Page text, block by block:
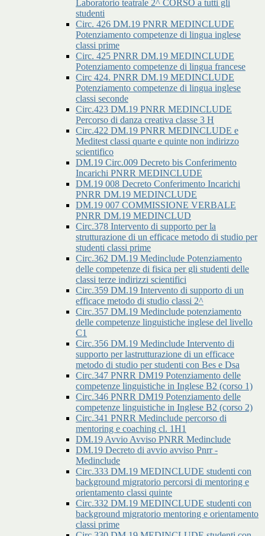
Laboratorio teatrale 2^ CORSO a tutti gli
studenti
Circ. 426 DM.19 PNRR MEDINCLUDE
Potenziamento competenze di lingua inglese
classi prime
Circ. 425 PNRR DM.19 MEDINCLUDE
Potenziamento competenze di lingua francese
Circ 424. PNRR DM.19 MEDINCLUDE
Potenziamento competenze di lingua inglese
classi seconde
Circ.423 DM.19 PNRR MEDINCLUDE
Percorso di danza creativa classe 3 H
Circ.422 DM.19 PNRR MEDINCLUDE e
Meditest classi quarte e quinte non indirizzo
scientifico
DM.19 Circ.009 Decreto bis Conferimento
Incarichi PNRR MEDINCLUDE
DM.19 008 Decreto Conferimento Incarichi
PNRR DM.19 MEDINCLUDE
DM.19 007 COMMISSIONE VERBALE
PNRR DM.19 MEDINCLUD
Circ.378 Intervento di supporto per la
strutturazione di un efficace metodo di studio per
studenti classi prime
Circ.362 DM.19 Medinclude Potenziamento
delle competenze di fisica per gli studenti delle
classi terze indirizzi scientifici
Circ.359 DM.19 Intervento di supporto di un
efficace metodo di studio classi 2^
Circ.357 DM.19 Medinclude potenziamento
delle competenze linguistiche inglese del livello
C1
Circ.356 DM.19 Medinclude Intervento di
supporto per lastrutturazione di un efficace
metodo di studio per studenti con Bes e Dsa
Circ.347 PNRR DM19 Potenziamento delle
competenze linguistiche in Inglese B2 (corso 1)
Circ.346 PNRR DM19 Potenziamento delle
competenze linguistiche in Inglese B2 (corso 2)
Circ.341 PNRR Medinclude percorso di
mentoring e coaching cl. 1H1
DM.19 Avvio Avviso PNRR Medinclude
DM.19 Decreto di avvio avviso Pnrr -
Medinclude
Circ.333 DM.19 MEDINCLUDE studenti con
background migratorio percorsi di mentoring e
orientamento classi quinte
Circ.332 DM.19 MEDINCLUDE studenti con
background migratorio mentoring e orientamento
classi prime